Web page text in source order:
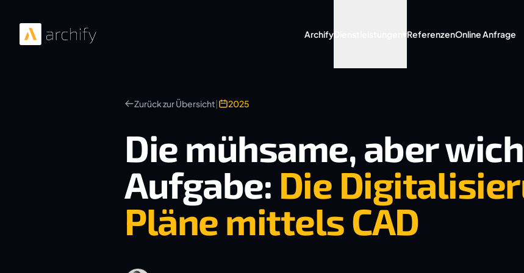
ArchifyDienstleistungen ReferenzenOnline Anfrage
Zurück zur Übersicht| 2025
Die mühsame, aber
Aufgabe: Die
Pläne mittels CAD